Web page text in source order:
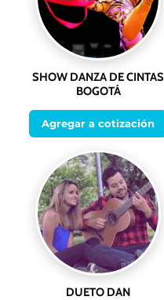
SHOW DANZA DE CINTAS
BOGOTÁ
Agregar a cotización
DUETO DAN